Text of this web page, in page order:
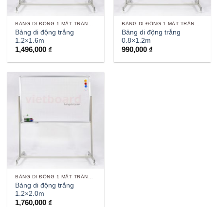
Bảng di động trắng
1.2×1.6m
1,496,000 ₫
Bảng di động trắng
0.8×1.2m
990,000 ₫
Bảng di động trắng
1.2×2.0m
1,760,000 ₫